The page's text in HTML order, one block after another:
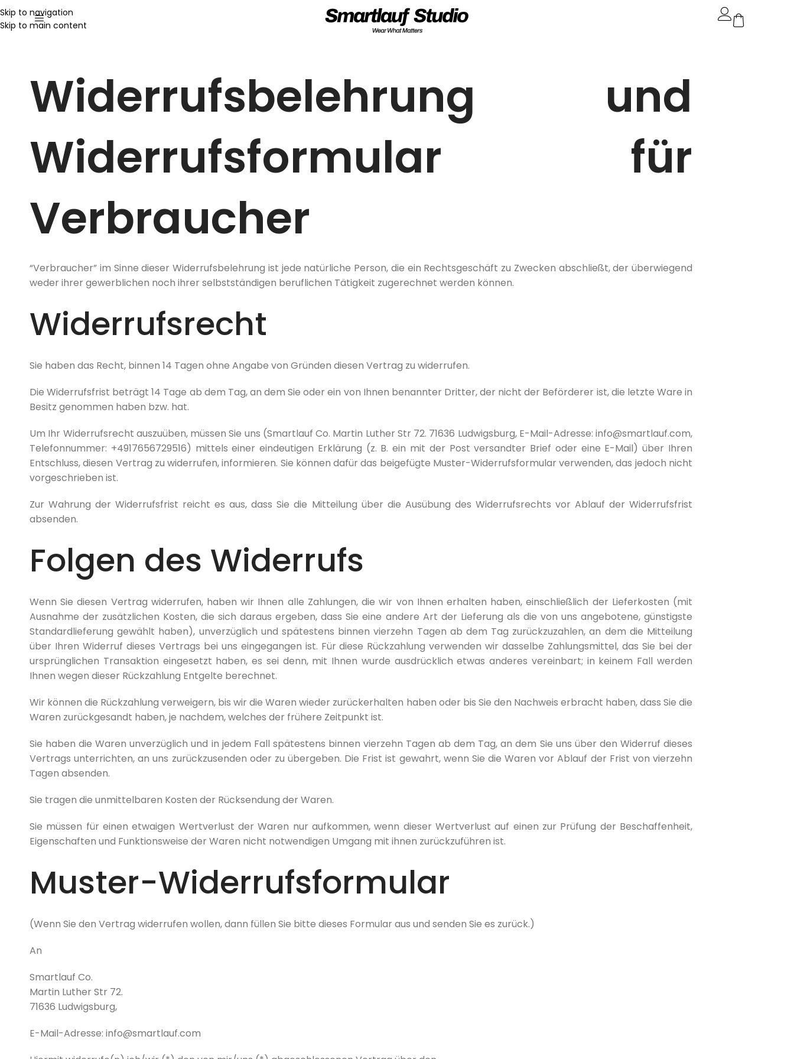
Skip to navigation
Skip to main content
Widerrufsbelehrung und
Widerrufsformular für
Verbraucher
“Verbraucher” im Sinne dieser Widerrufsbelehrung ist jede natürliche Person, die ein Rechtsgeschäft zu Zwecken abschließt, der überwiegend
weder ihrer gewerblichen noch ihrer selbstständigen beruflichen Tätigkeit zugerechnet werden können.
Widerrufsrecht
Sie haben das Recht, binnen 14 Tagen ohne Angabe von Gründen diesen Vertrag zu widerrufen.
Die Widerrufsfrist beträgt 14 Tage ab dem Tag, an dem Sie oder ein von Ihnen benannter Dritter, der nicht der Beförderer ist, die letzte Ware in
Besitz genommen haben bzw. hat.
Um Ihr Widerrufsrecht auszuüben, müssen Sie uns (Smartlauf Co. Martin Luther Str 72. 71636 Ludwigsburg, E-Mail-Adresse: info@smartlauf.com,
Telefonnummer: +4917656729516) mittels einer eindeutigen Erklärung (z. B. ein mit der Post versandter Brief oder eine E-Mail) über Ihren
Entschluss, diesen Vertrag zu widerrufen, informieren. Sie können dafür das beigefügte Muster-Widerrufsformular verwenden, das jedoch nicht
vorgeschrieben ist.
Zur Wahrung der Widerrufsfrist reicht es aus, dass Sie die Mitteilung über die Ausübung des Widerrufsrechts vor Ablauf der Widerrufsfrist
absenden.
Folgen des Widerrufs
Wenn Sie diesen Vertrag widerrufen, haben wir Ihnen alle Zahlungen, die wir von Ihnen erhalten haben, einschließlich der Lieferkosten (mit
Ausnahme der zusätzlichen Kosten, die sich daraus ergeben, dass Sie eine andere Art der Lieferung als die von uns angebotene, günstigste
Standardlieferung gewählt haben), unverzüglich und spätestens binnen vierzehn Tagen ab dem Tag zurückzuzahlen, an dem die Mitteilung
über Ihren Widerruf dieses Vertrags bei uns eingegangen ist. Für diese Rückzahlung verwenden wir dasselbe Zahlungsmittel, das Sie bei der
ursprünglichen Transaktion eingesetzt haben, es sei denn, mit Ihnen wurde ausdrücklich etwas anderes vereinbart; in keinem Fall werden
Ihnen wegen dieser Rückzahlung Entgelte berechnet.
Wir können die Rückzahlung verweigern, bis wir die Waren wieder zurückerhalten haben oder bis Sie den Nachweis erbracht haben, dass Sie die
Waren zurückgesandt haben, je nachdem, welches der frühere Zeitpunkt ist.
Sie haben die Waren unverzüglich und in jedem Fall spätestens binnen vierzehn Tagen ab dem Tag, an dem Sie uns über den Widerruf dieses
Vertrags unterrichten, an uns zurückzusenden oder zu übergeben. Die Frist ist gewahrt, wenn Sie die Waren vor Ablauf der Frist von vierzehn
Tagen absenden.
Sie tragen die unmittelbaren Kosten der Rücksendung der Waren.
Sie müssen für einen etwaigen Wertverlust der Waren nur aufkommen, wenn dieser Wertverlust auf einen zur Prüfung der Beschaffenheit,
Eigenschaften und Funktionsweise der Waren nicht notwendigen Umgang mit ihnen zurückzuführen ist.
Muster-Widerrufsformular
(Wenn Sie den Vertrag widerrufen wollen, dann füllen Sie bitte dieses Formular aus und senden Sie es zurück.)
An
Smartlauf Co.
Martin Luther Str 72.
71636 Ludwigsburg,
E-Mail-Adresse: info@smartlauf.com
25% Willkommens-Rabatt
erhalten. Weitere Informationen findest du in unseren